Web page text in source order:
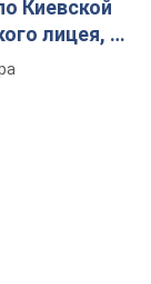
Киевской
лицея, её